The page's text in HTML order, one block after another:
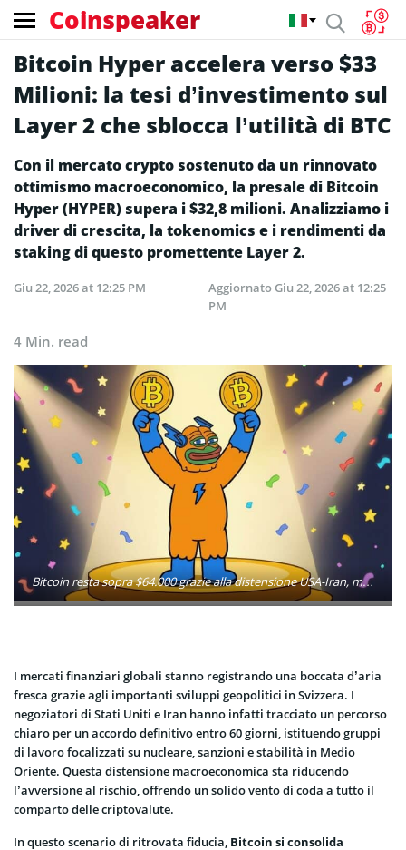
Coinspeaker
Bitcoin Hyper accelera verso $33
Milioni: la tesi d’investimento sul
Layer 2 che sblocca l’utilità di BTC
Con il mercato crypto sostenuto da un rinnovato
ottimismo macroeconomico, la presale di Bitcoin
Hyper (HYPER) supera i $32,8 milioni. Analizziamo i
driver di crescita, la tokenomics e i rendimenti da
staking di questo promettente Layer 2.
Giu 22, 2026 at 12:25 PM AggiornatoGiu 22, 2026 at 12:25
PM
4 Min. read
Bitcoin resta sopra $64.000 grazie alla distensione USA-Iran, mentre la prevendita di Bitcoin Hyper supera $32,8 milioni e punta a rivoluzionare i Layer 2 di BTC.
I mercati finanziari globali stanno registrando una boccata d’aria
fresca grazie agli importanti sviluppi geopolitici in Svizzera. I
negoziatori di Stati Uniti e Iran hanno infatti tracciato un percorso
chiaro per un accordo definitivo entro 60 giorni, istituendo gruppi
di lavoro focalizzati su nucleare, sanzioni e stabilità in Medio
Oriente. Questa distensione macroeconomica sta riducendo
l’avversione al rischio, offrendo un solido vento di coda a tutto il
comparto delle criptovalute.
In questo scenario di ritrovata fiducia, Bitcoin si consolida